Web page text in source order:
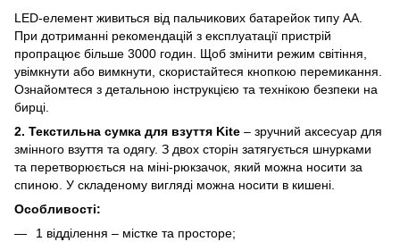
LED-елемент живиться від пальчикових батарейок типу АА.
При дотриманні рекомендацій з експлуатації пристрій
пропрацює більше 3000 годин. Щоб змінити режим світіння,
увімкнути або вимкнути, скористайтеся кнопкою перемикання.
Ознайомтеся з детальною інструкцією та технікою безпеки на
бирці.
2. Текстильна сумка для взуття Kite – зручний аксесуар для
змінного взуття та одягу. З двох сторін затягується шнурками
та перетворюється на міні-рюкзачок, який можна носити за
спиною. У складеному вигляді можна носити в кишені.
Особливості:
1 відділення – містке та просторе;